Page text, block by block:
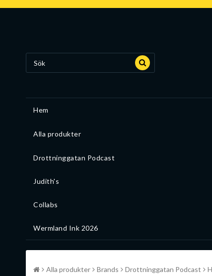
Hem
Alla produkter
Drottninggatan Podcast
Judith's
Collabs
Wermland Ink 2026
Alla produkter Brands Drottninggatan Podcast